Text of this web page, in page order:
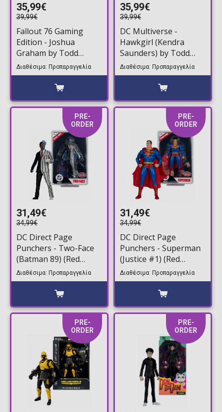
35,99€
39,99€
Fallout 76 Gaming
Edition - Joshua
Graham by Todd
McFarlane Φιγούρα
Δράσης (17cm)
Διαθέσιμα: Προπαραγγελία
35,99€
39,99€
DC Multiverse -
Hawkgirl (Kendra
Saunders) by Todd
McFarlane Φιγούρα
Δράσης (28cm)
Διαθέσιμα: Προπαραγγελία
PRE-
ORDER
31,49€
34,99€
DC Direct Page
Punchers - Two-Face
(Batman 89) (Red
Platinum Edition) by
Todd McFarlane
Φιγούρα Δράσης
Διαθέσιμα: Προπαραγγελία
PRE-
ORDER
31,49€
34,99€
DC Direct Page
Punchers - Superman
(Justice #1) (Red
Platinum Edition) by
Todd McFarlane
Φιγούρα Δράσης
Διαθέσιμα: Προπαραγγελία
PRE-
ORDER
PRE-
ORDER